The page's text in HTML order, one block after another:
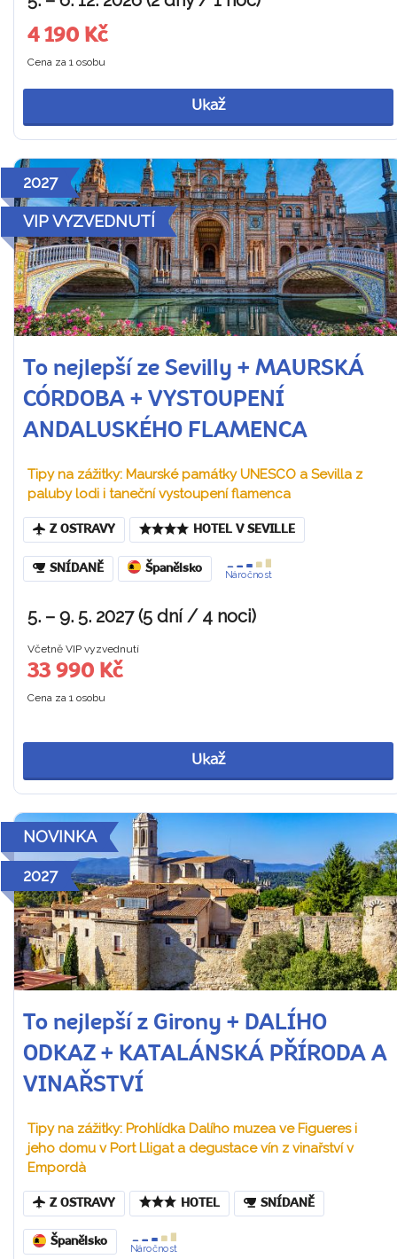
4 190 Kč
Cena za 1 osobu
Ukaž
2027
VIP VYZVEDNUTÍ
To nejlepší ze Sevilly + MAURSKÁ
CÓRDOBA + VYSTOUPENÍ
ANDALUSKÉHO FLAMENCA
Tipy na zážitky: Maurské památky UNESCO a Sevilla z
paluby lodi i taneční vystoupení flamenca
Z OSTRAVY HOTEL V SEVILLE
SNÍDANĚ Španělsko
Náročnost
5. – 9. 5. 2027 (5 dní / 4 noci)
Včetně VIP vyzvednutí
33 990 Kč
Cena za 1 osobu
Ukaž
NOVINKA
2027
To nejlepší z Girony + DALÍHO
ODKAZ + KATALÁNSKÁ PŘÍRODA A
VINAŘSTVÍ
Tipy na zážitky: Prohlídka Dalího muzea ve Figueres i
jeho domu v Port Lligat a degustace vín z vinařství v
Empordà
Z OSTRAVY HOTEL SNÍDANĚ
Španělsko
Náročnost